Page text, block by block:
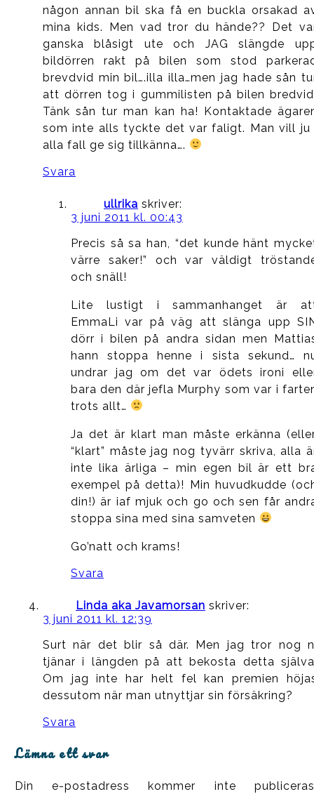
någon annan bil ska få en buckla orsakad
mina kids. Men vad tror du hände?? Det
ganska blåsigt ute och JAG slängde
bildörren rakt på bilen som stod
brevdvid min bil….illa illa…men jag hade sån
att dörren tog i gummilisten på bilen
Tänk sån tur man kan ha! Kontaktade
som inte alls tyckte det var faligt. Man vill ju
alla fall ge sig tillkänna….
Svara
ullrika skriver:
3 juni 2011 kl. 00:43
Precis så sa han, “det kunde hänt
värre saker!” och var väldigt
och snäll!
Lite lustigt i sammanhanget är
EmmaLi var på väg att slänga upp
dörr i bilen på andra sidan men
hann stoppa henne i sista sekund…
undrar jag om det var ödets ironi
bara den där jefla Murphy som var i
trots allt…
Ja det är klart man måste erkänna
“klart” måste jag nog tyvärr skriva, alla
inte lika ärliga – min egen bil är ett
exempel på detta)! Min huvudkudde
din!) är iaf mjuk och go och sen får
stoppa sina med sina samveten
Go’natt och krams!
Svara
Linda aka Javamorsan skriver:
3 juni 2011 kl. 12:39
Surt när det blir så där. Men jag tror nog
tjänar i längden på att bekosta detta
Om jag inte har helt fel kan premien
dessutom när man utnyttjar sin försäkring?
Svara
Lämna ett svar
Din e-postadress kommer inte